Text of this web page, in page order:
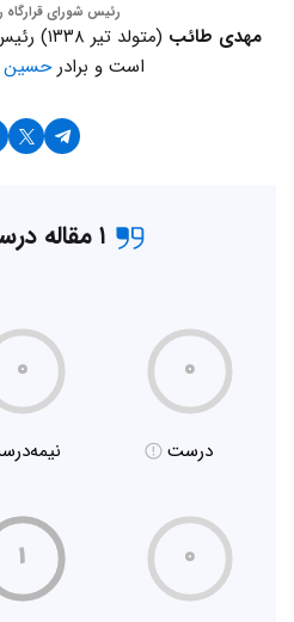
رئیس شورای قرارگاه
مهدی طائب
(متولد
است و برادرحسین
۱ مقاله درستی‌سنجی
۰
درست
۰
۰ ۱